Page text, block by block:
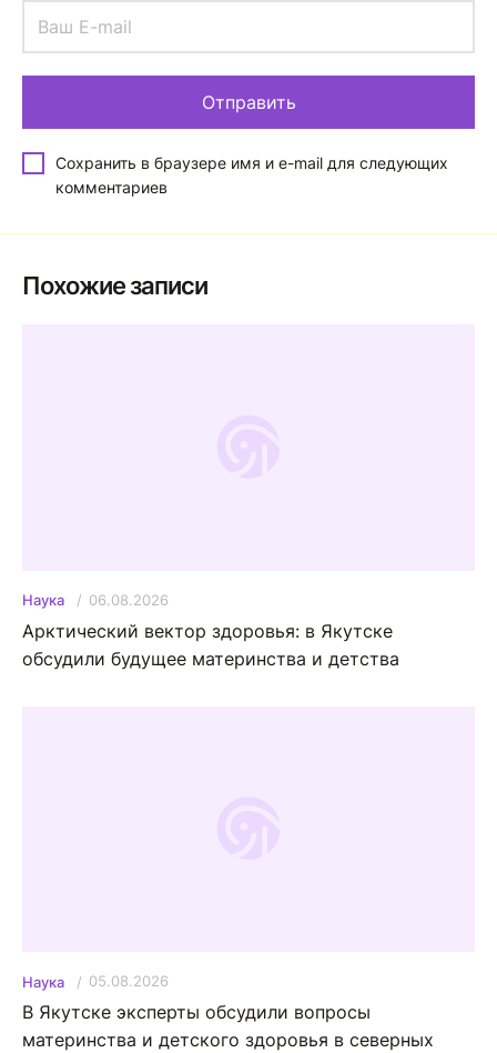
Сохранить в браузере имя и e-mail для следующих
комментариев
Похожие записи
Наука 06.08.2026
Арктический вектор здоровья: в Якутске
обсудили будущее материнства и детства
Наука 05.08.2026
В Якутске эксперты обсудили вопросы
материнства и детского здоровья в северных